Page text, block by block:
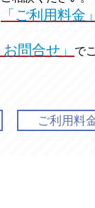
「ご利用料金
問合せ」 で
ご利用料